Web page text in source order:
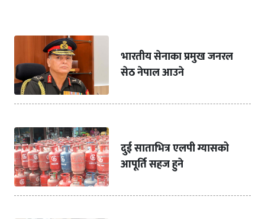
भारतीय सेनाका प्रमुख जनरल
सेठ नेपाल आउने
दुई साताभित्र एलपी ग्यासको
आपूर्ति सहज हुने